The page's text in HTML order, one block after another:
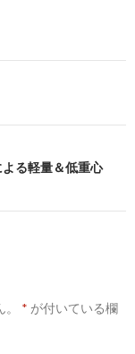
る軽量＆低重心
* が付いている欄